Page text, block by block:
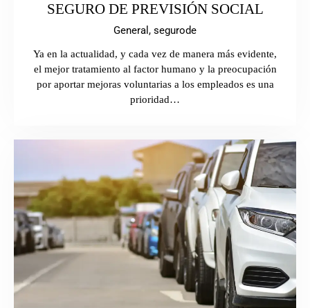
SEGURO DE PREVISIÓN SOCIAL
General, segurode
Ya en la actualidad, y cada vez de manera más evidente,
el mejor tratamiento al factor humano y la preocupación
por aportar mejoras voluntarias a los empleados es una
prioridad…